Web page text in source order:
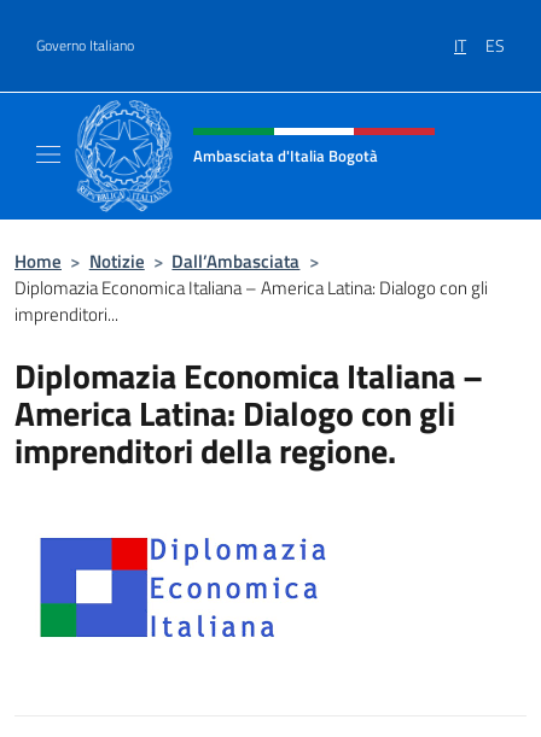
Governo Italiano IT ES
Intestazione sito, social e menù
Ambasciata d'Italia Bogotà
Home > Notizie > Dall’Ambasciata >
Diplomazia Economica Italiana – America Latina: Dialogo con gli
imprenditori...
Diplomazia Economica Italiana –
America Latina: Dialogo con gli
imprenditori della regione.